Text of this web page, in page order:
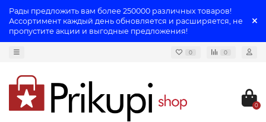
Рады предложить вам более 250000 различных товаров!
Ассортимент каждый день обновляется и расширяется, не
пропустите акции и выгодные предложения!
0 0
0